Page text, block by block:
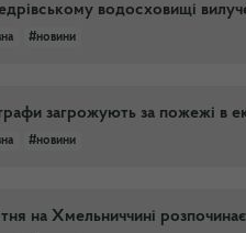
водосховищі
#новини
загрожують за пожежі в
#новини
на Хмельниччині